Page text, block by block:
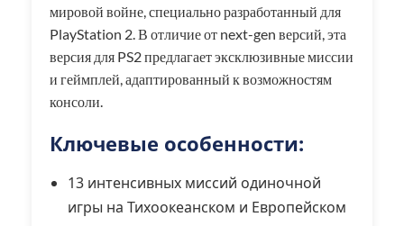
мировой войне, специально разработанный для
PlayStation 2. В отличие от next-gen версий, эта
версия для PS2 предлагает эксклюзивные миссии
и геймплей, адаптированный к возможностям
консоли.
Ключевые особенности:
13 интенсивных миссий одиночной
игры на Тихоокеанском и Европейском